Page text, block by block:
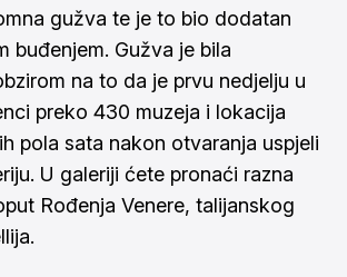
gužva te je to bio dodatan
buđenjem. Gužva je bila
na to da je prvu nedjelju u
preko 430 muzeja i lokacija
pola sata nakon otvaranja uspjeli
U galeriji ćete pronaći razna
Rođenja Venere, talijanskog